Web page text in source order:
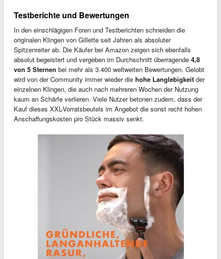
Testberichte und Bewertungen
In den einschlägigen Foren und Testberichten schneiden die
originalen Klingen von Gillette seit Jahren als absoluter
Spitzenreiter ab. Die Käufer bei Amazon zeigen sich ebenfalls
absolut begeistert und vergeben im Durchschnitt überragende 4,8
von 5 Sternen bei mehr als 3.400 weltweiten Bewertungen. Gelobt
wird von der Community immer wieder die hohe Langlebigkeit der
einzelnen Klingen, die auch nach mehreren Wochen der Nutzung
kaum an Schärfe verlieren. Viele Nutzer betonen zudem, dass der
Kauf dieses XXL-Vorratsbeutels im Angebot die sonst recht hohen
Anschaffungskosten pro Stück massiv senkt.